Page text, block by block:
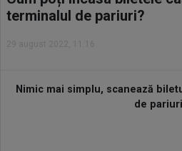
terminalul de pariuri?
Nimic mai simplu, scanează
de